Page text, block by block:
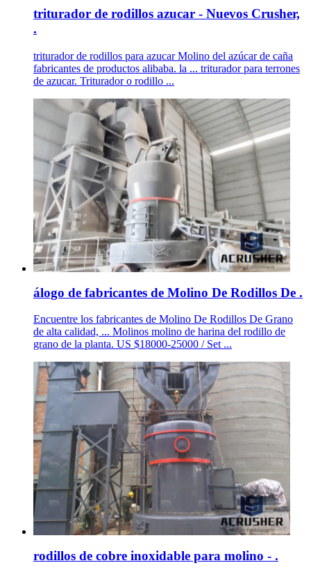
triturador de rodillos azucar - Nuevos Crusher,
.
triturador de rodillos para azucar Molino del azúcar de caña
fabricantes de productos alibaba. la ... triturador para terrones
de azucar. Triturador o rodillo ...
álogo de fabricantes de Molino De Rodillos De .
Encuentre los fabricantes de Molino De Rodillos De Grano
de alta calidad, ... Molinos molino de harina del rodillo de
grano de la planta. US $18000-25000 / Set ...
rodillos de cobre inoxidable para molino - .